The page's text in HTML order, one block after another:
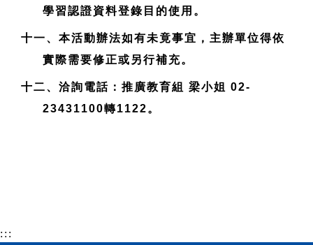
學習認證資料登錄目的使用。
十一、本活動辦法如有未竟事宜，主辦單位得依
實際需要修正或另行補充。
十二、洽詢電話：推廣教育組 梁小姐 02-
23431100轉1122。
:::